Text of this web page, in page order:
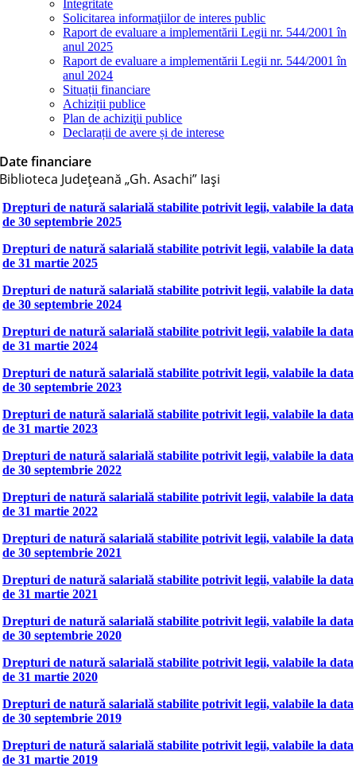
Integritate
Solicitarea informaţiilor de interes public
Raport de evaluare a implementării Legii nr. 544/2001 în
anul 2025
Raport de evaluare a implementării Legii nr. 544/2001 în
anul 2024
Situații financiare
Achiziții publice
Plan de achiziţii publice
Declarații de avere și de interese
Date financiare
Biblioteca Judeţeană „Gh. Asachi” Iaşi
Drepturi de natură salarială stabilite potrivit legii, valabile la data
de 30 septembrie 2025
Drepturi de natură salarială stabilite potrivit legii, valabile la data
de 31 martie 2025
Drepturi de natură salarială stabilite potrivit legii, valabile la data
de 30 septembrie 2024
Drepturi de natură salarială stabilite potrivit legii, valabile la data
de 31 martie 2024
Drepturi de natură salarială stabilite potrivit legii, valabile la data
de 30 septembrie 2023
Drepturi de natură salarială stabilite potrivit legii, valabile la data
de 31 martie 2023
Drepturi de natură salarială stabilite potrivit legii, valabile la data
de 30 septembrie 2022
Drepturi de natură salarială stabilite potrivit legii, valabile la data
de 31 martie 2022
Drepturi de natură salarială stabilite potrivit legii, valabile la data
de 30 septembrie 2021
Drepturi de natură salarială stabilite potrivit legii, valabile la data
de 31 martie 2021
Drepturi de natură salarială stabilite potrivit legii, valabile la data
de 30 septembrie 2020
Drepturi de natură salarială stabilite potrivit legii, valabile la data
de 31 martie 2020
Drepturi de natură salarială stabilite potrivit legii, valabile la data
de 30 septembrie 2019
Drepturi de natură salarială stabilite potrivit legii, valabile la data
de 31 martie 2019